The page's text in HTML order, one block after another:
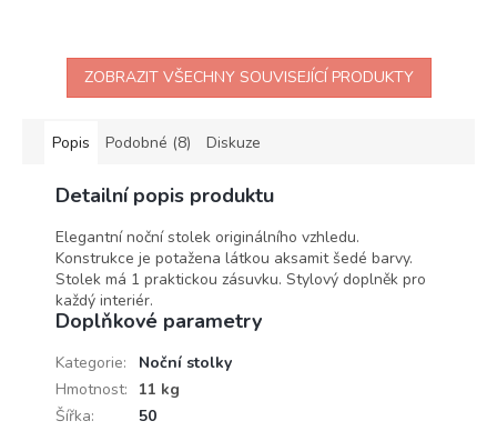
ZOBRAZIT VŠECHNY SOUVISEJÍCÍ PRODUKTY
Popis Podobné (8) Diskuze
Detailní popis produktu
Elegantní noční stolek originálního vzhledu.
Konstrukce je potažena látkou aksamit šedé barvy.
Stolek má 1 praktickou zásuvku. Stylový doplněk pro
každý interiér.
Doplňkové parametry
Kategorie:
Noční stolky
Hmotnost:
11 kg
Šířka:
50